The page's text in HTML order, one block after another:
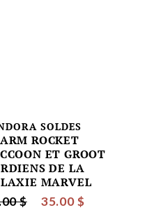
SOLDES
ROCKET
ET GROOT
DE LA
MARVEL
$ 35.00 $